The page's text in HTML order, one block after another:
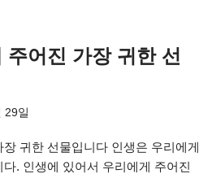
주어진 가장 귀한 선
29일
귀한 선물입니다 인생은 우리에게
. 인생에 있어서 우리에게 주어진